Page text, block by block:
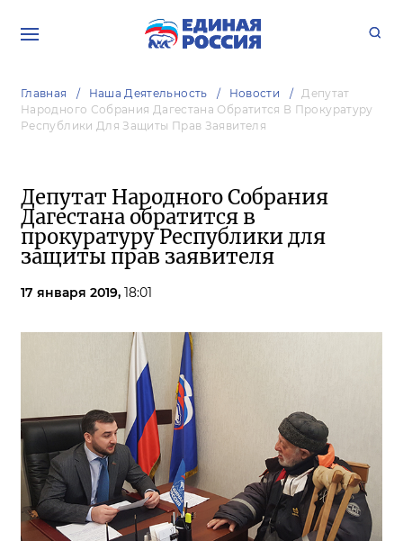
Главная Наша Деятельность Новости
Депутат
Народного Собрания Дагестана Обратится В Прокуратуру
Республики Для Защиты Прав Заявителя
Депутат Народного Собрания
Дагестана обратится в
прокуратуру Республики для
защиты прав заявителя
17 января 2019, 18:01